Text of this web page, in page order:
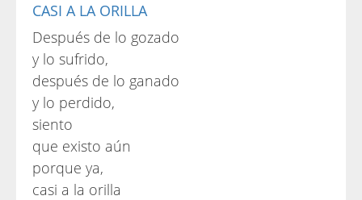
CASI A LA ORILLA
Después de lo gozado
y lo sufrido,
después de lo ganado
y lo perdido,
siento
que existo aún
porque ya,
casi a la orilla